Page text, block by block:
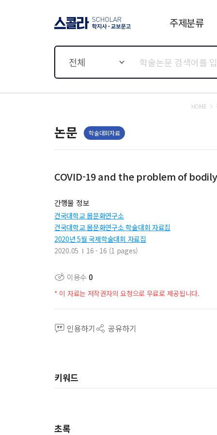
주제분류
전체
HOME
논문 학술대회자료
COVID-19 and the problem of
간행물 정보
건국대학교 몸문화연구소
건국대학교 몸문화연구소 학술대회 자료집
2020년 5월 국제학술대회 자료집
2020.05
16 - 16 (1 pages)
이용수 0
* 이 자료는 저작권자의 요청으로 무료로 제공됩니다.
인용하기 공유하기
키워드
초록